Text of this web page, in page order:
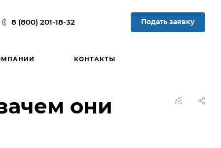
8 (800) 201-18-32 Подать заявку
КОНТАКТЫ
они